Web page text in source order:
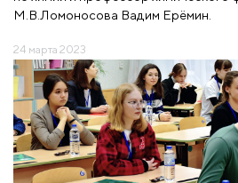
М.В.Ломоносова Вадим Ерёмин.
24 марта 2023